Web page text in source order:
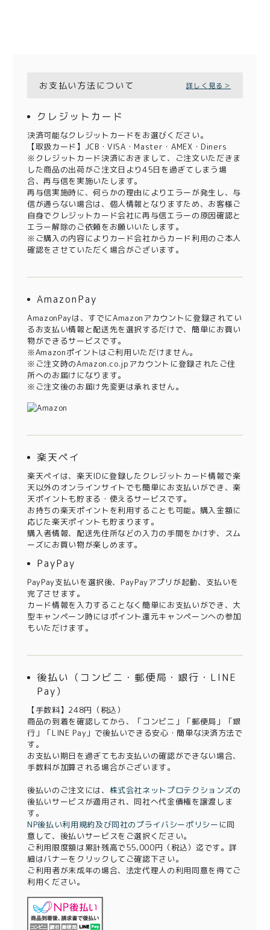
お支払い方法について 詳しく見る＞
クレジットカード
決済可能なクレジットカードをお選びください。
【取扱カード】JCB・VISA・Master・AMEX・Diners
※クレジットカード決済におきまして、ご注文いただきま
した商品の出荷がご注文日より45日を過ぎてしまう場
合、再与信を実施いたします。
再与信実施時に、何らかの理由によりエラーが発生し、与
信が通らない場合は、個人情報となりますため、お客様ご
自身でクレジットカード会社に再与信エラーの原因確認と
エラー解除のご依頼をお願いいたします。
※ご購入の内容によりカード会社からカード利用のご本人
確認をさせていただく場合がございます。
AmazonPay
AmazonPayは、すでにAmazonアカウントに登録されてい
るお支払い情報と配送先を選択するだけで、簡単にお買い
物ができるサービスです。
※Amazonポイントはご利用いただけません。
※ご注文時のAmazon.co.jpアカウントに登録されたご住
所へのお届けになります。
※ご注文後のお届け先変更は承れません。
楽天ペイ
楽天ペイは、楽天IDに登録したクレジットカード情報で楽
天以外のオンラインサイトでも簡単にお支払いができ、楽
天ポイントも貯まる・使えるサービスです。
お持ちの楽天ポイントを利用することも可能。購入金額に
応じた楽天ポイントも貯まります。
購入者情報、配送先住所などの入力の手間をかけず、スム
ーズにお買い物が楽しめます。
PayPay
PayPay支払いを選択後、PayPayアプリが起動、支払いを
完了させます。
カード情報を入力することなく簡単にお支払いができ、大
型キャンペーン時にはポイント還元キャンペーンへの参加
もいただけます。
後払い（コンビニ・郵便局・銀行・LINE
Pay）
【手数料】248円（税込）
商品の到着を確認してから、「コンビニ」「郵便局」「銀
行」「LINE Pay」で後払いできる安心・簡単な決済方法で
す。
お支払い期日を過ぎてもお支払いの確認ができない場合、
手数料が加算される場合がございます。
後払いのご注文には、 株式会社ネットプロテクションズの
後払いサービスが適用され、同社へ代金債権を譲渡しま
す。
NP後払い利用規約及び同社のプライバシーポリシー に同
意して、後払いサービスをご選択ください。
ご利用限度額は累計残高で55,000円（税込）迄です。詳
細はバナーをクリックしてご確認下さい。
ご利用者が未成年の場合、法定代理人の利用同意を得てご
利用ください。